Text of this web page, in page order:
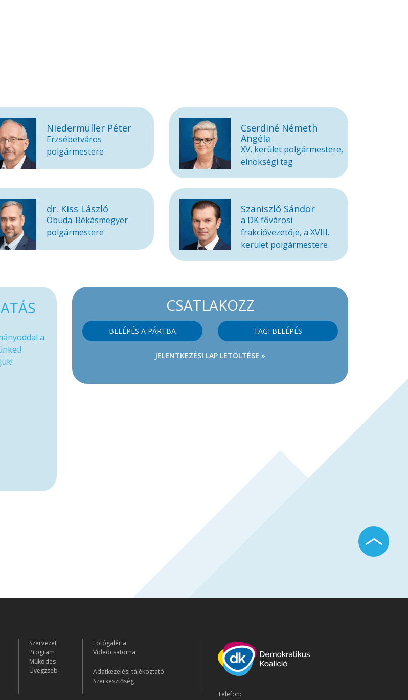
Niedermüller Péter
Erzsébetváros
polgármestere
Cserdiné Németh
Angéla
XV. kerület polgármestere,
elnökségi tag
dr. Kiss László
Óbuda-Békásmegyer
polgármestere
Szaniszló Sándor
a DK fővárosi
frakcióvezetője, a XVIII.
kerület polgármestere
CSATLAKOZZ
BELÉPÉS A PÁRTBA TAGI BELÉPÉS
JELENTKEZÉSI LAP LETÖLTÉSE »
a
Szervezet
Program
Működés
Üvegzseb
Fotógaléria
Videócsatorna
Adatkezelési tájékoztató
Szerkesztőség
Telefon: